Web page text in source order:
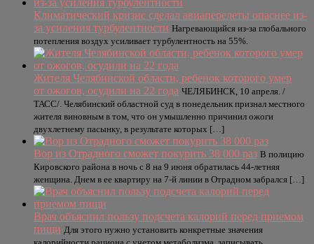
Климатический кризис сделал авиаперелеты опаснее из-
за усиления турбулентности Нагревающийся из-за глобального
потепления воздух усиливает турбулентность на 55%.
Жителя Челябинской области, ребенок которого умер
от ожогов, осудили на 22 года ЧЕЛЯБИНСК, 10 апреля. /
ТАСС/. Челябинский областной суд в понедельник признал местного
жителя виновным в том, что он умышленно причинил ожоги
двухлетнему пасынку, в результате которых […]
Вор из Отрадного сможет покурить 38 000 раз В полицию
Кировского района в ночь с 8 на 9 июня обратилась 44-летняя
женщина. Днем в ее квартиру на 7-й линии в Отрадном забрался […]
Врач объяснил пользу подсчета калорий перед приемом
пищи Для этого нужно установить конкретные значения